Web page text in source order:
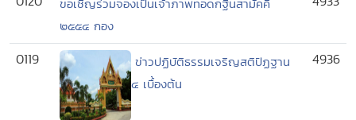
ขอเชิญร่วมจองเป็นเจ้าภาพทอดกฐินสามัคคี
๒๕๕๔ กอง
0119
ข่าวปฏิบัติธรรมเจริญสติปัฏฐาน
๔ เบื้องต้น
4936